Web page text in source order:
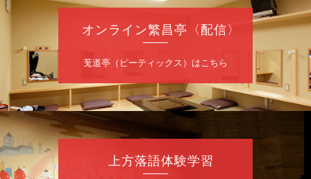
8月 9 日（日）
昼席：番組案内
桂二豆／露の瑞／桂きん太郎／いわみせいじ
（似顔絵）／桂三扇／桂文太～仲入～笑福亭
笑利／笑福亭仁福／幸助福助（漫才）／桂春
若
オンライン繁昌亭〈配信〉
莵道亭（ピーティックス）はこちら
上方落語体験学習